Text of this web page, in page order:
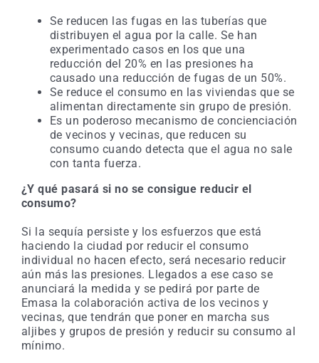
Se reducen las fugas en las tuberías que
distribuyen el agua por la calle. Se han
experimentado casos en los que una
reducción del 20% en las presiones ha
causado una reducción de fugas de un 50%.
Se reduce el consumo en las viviendas que se
alimentan directamente sin grupo de presión.
Es un poderoso mecanismo de concienciación
de vecinos y vecinas, que reducen su
consumo cuando detecta que el agua no sale
con tanta fuerza.
¿Y qué pasará si no se consigue reducir el
consumo?
Si la sequía persiste y los esfuerzos que está
haciendo la ciudad por reducir el consumo
individual no hacen efecto, será necesario reducir
aún más las presiones. Llegados a ese caso se
anunciará la medida y se pedirá por parte de
Emasa la colaboración activa de los vecinos y
vecinas, que tendrán que poner en marcha sus
aljibes y grupos de presión y reducir su consumo al
mínimo.